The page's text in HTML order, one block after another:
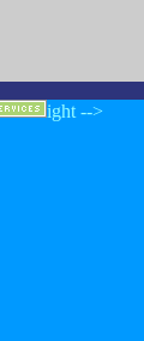
ight -->